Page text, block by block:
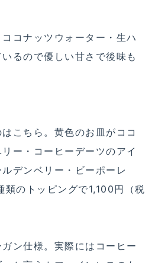
コナッツウォーター・生ハ
るので優しい甘さで後味も
こちら。黄色のお皿がココ
ー・コーヒーデーツのアイ
デンベリー・ビーポーレ
類のトッピングで1,100円（税
ン仕様。実際にはコーヒー